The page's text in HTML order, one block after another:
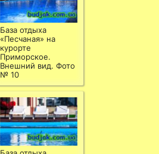
База отдыха
«Песчаная» на
курорте
Приморское.
Внешний вид. Фото
№ 10